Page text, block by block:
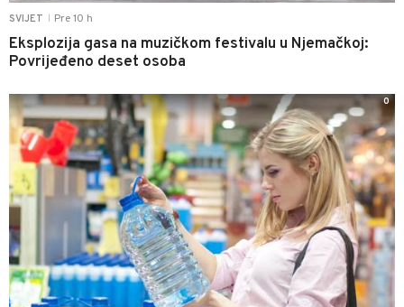
SVIJET Pre 10 h
Eksplozija gasa na muzičkom festivalu u Njemačkoj:
Povrijeđeno deset osoba
0